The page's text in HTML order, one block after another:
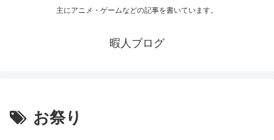
主にアニメ・ゲームなどの記事を書いています。
暇人ブログ
お祭り